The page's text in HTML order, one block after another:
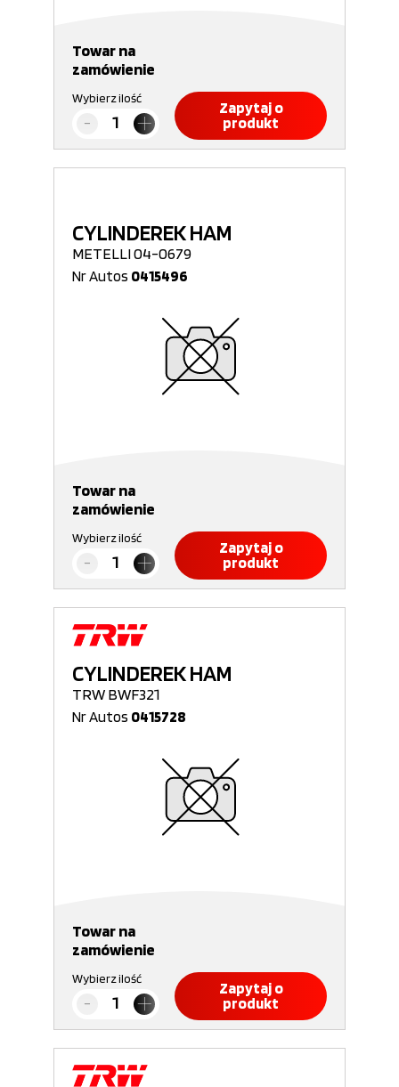
Towar na
zamówienie
Wybierz ilość
Zapytaj o
produkt
CYLINDEREK HAM
METELLI 04-0679
Nr Autos 0415496
Towar na
zamówienie
Wybierz ilość
Zapytaj o
produkt
CYLINDEREK HAM
TRW BWF321
Nr Autos 0415728
Towar na
zamówienie
Wybierz ilość
Zapytaj o
produkt